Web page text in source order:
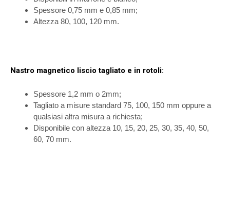
Spessore 0,75 mm e 0,85 mm;
Altezza 80, 100, 120 mm.
Nastro magnetico liscio tagliato e in rotoli:
Spessore 1,2 mm o 2mm;
Tagliato a misure standard 75, 100, 150 mm oppure a
qualsiasi altra misura a richiesta;
Disponibile con altezza 10, 15, 20, 25, 30, 35, 40, 50,
60, 70 mm.